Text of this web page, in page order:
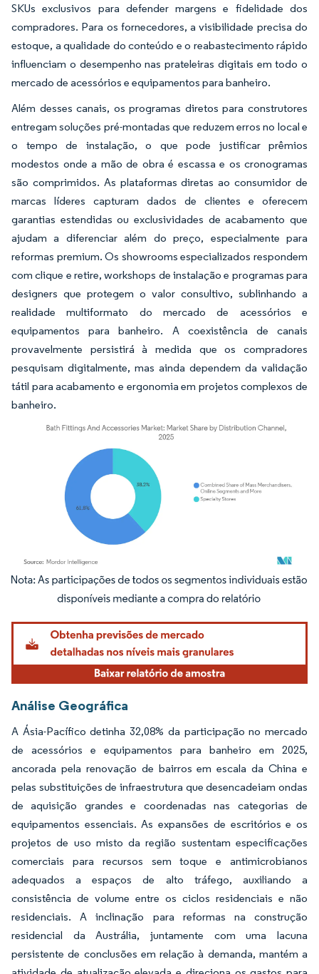
SKUs exclusivos para defender margens e fidelidade dos
compradores. Para os fornecedores, a visibilidade precisa do
estoque, a qualidade do conteúdo e o reabastecimento rápido
influenciam o desempenho nas prateleiras digitais em todo o
mercado de acessórios e equipamentos para banheiro.
Além desses canais, os programas diretos para construtores
entregam soluções pré-montadas que reduzem erros no local e
o tempo de instalação, o que pode justificar prêmios
modestos onde a mão de obra é escassa e os cronogramas
são comprimidos. As plataformas diretas ao consumidor de
marcas líderes capturam dados de clientes e oferecem
garantias estendidas ou exclusividades de acabamento que
ajudam a diferenciar além do preço, especialmente para
reformas premium. Os showrooms especializados respondem
com clique e retire, workshops de instalação e programas para
designers que protegem o valor consultivo, sublinhando a
realidade multiformato do mercado de acessórios e
equipamentos para banheiro. A coexistência de canais
provavelmente persistirá à medida que os compradores
pesquisam digitalmente, mas ainda dependem da validação
tátil para acabamento e ergonomia em projetos complexos de
banheiro.
Imagem © Mordor Intelligence. O reuso requer atribuição conforme CC BY 4.0.
Análise Geográfica
A Ásia-Pacífico detinha 32,08% da participação no mercado
de acessórios e equipamentos para banheiro em 2025,
ancorada pela renovação de bairros em escala da China e
pelas substituições de infraestrutura que desencadeiam ondas
de aquisição grandes e coordenadas nas categorias de
equipamentos essenciais. As expansões de escritórios e os
projetos de uso misto da região sustentam especificações
comerciais para recursos sem toque e antimicrobianos
adequados a espaços de alto tráfego, auxiliando a
consistência de volume entre os ciclos residenciais e não
residenciais. A inclinação para reformas na construção
residencial da Austrália, juntamente com uma lacuna
persistente de conclusões em relação à demanda, mantém a